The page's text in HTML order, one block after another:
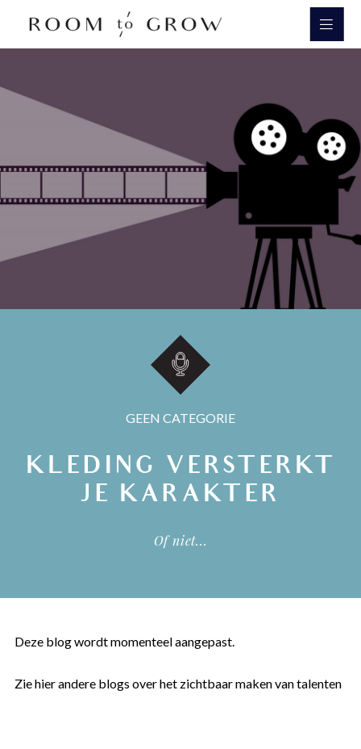
GEEN CATEGORIE
KLEDING VERSTERKT
JE KARAKTER
Of niet...
Deze blog wordt momenteel aangepast.
Zie hierandere blogs over het zichtbaar maken van talenten